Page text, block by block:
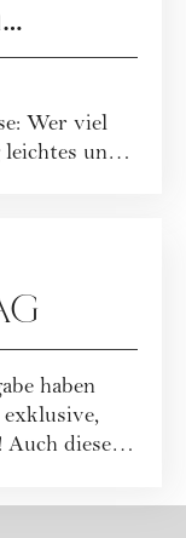
Wer viel
und
haben
exklusive,
dieses